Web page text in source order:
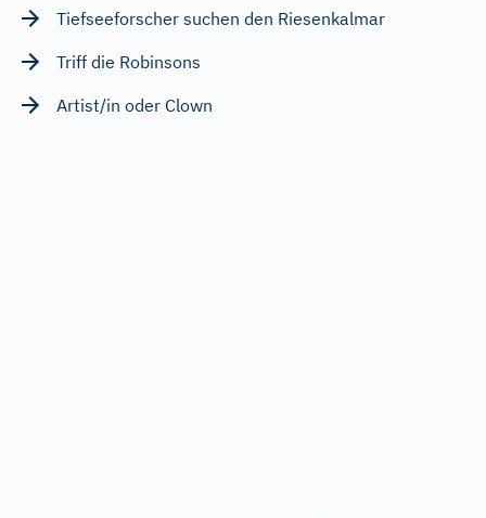
Tiefseeforscher suchen den Riesenkalmar
Triff die Robinsons
Artist/in oder Clown